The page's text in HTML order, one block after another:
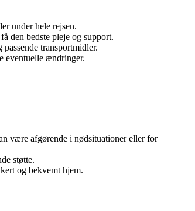
under hele rejsen.
den bedste pleje og support.
transportmidler.
eventuelle ændringer.
være afgørende i nødsituationer eller for
støtte.
og bekvemt hjem.